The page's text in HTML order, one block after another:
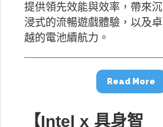
提供領先效能與效率，帶來沉
浸式的流暢遊戲體驗，以及卓
越的電池續航力。
Read More
【Intel x 具身智